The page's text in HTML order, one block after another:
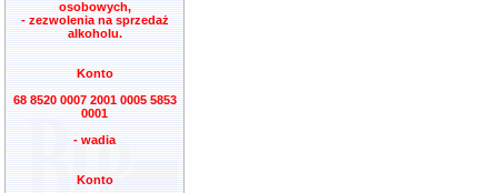
osobowych,
- zezwolenia na sprzedaż
alkoholu.
Konto
68 8520 0007 2001 0005 5853
0001
- wadia
Konto